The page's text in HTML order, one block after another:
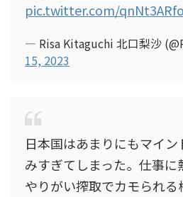
pic.twitter.com/
— Risa Kitaguchi 北口梨沙
15, 2023
日本国はあまりにもマイ
みすぎてしまった。仕事に
やりがい搾取でカモられ